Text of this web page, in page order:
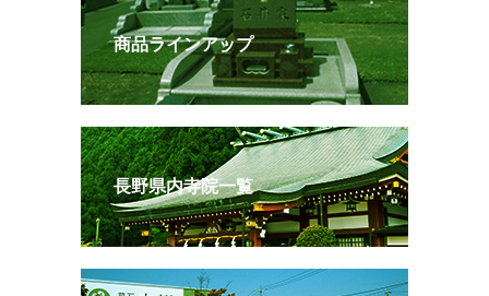
商品ラインアップ
長野県内寺院一覧